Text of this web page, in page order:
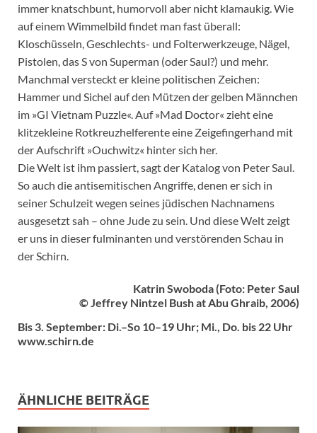
immer knatschbunt, humorvoll aber nicht klamaukig. Wie
auf einem Wimmelbild findet man fast überall:
Kloschüsseln, Geschlechts- und Folterwerkzeuge, Nägel,
Pistolen, das S von Superman (oder Saul?) und mehr.
Manchmal versteckt er kleine politischen Zeichen:
Hammer und Sichel auf den Mützen der gelben Männchen
im »GI Vietnam Puzzle«. Auf »Mad Doctor« zieht eine
klitzekleine Rotkreuzhelferente eine Zeigefingerhand mit
der Aufschrift »Ouchwitz« hinter sich her.
Die Welt ist ihm passiert, sagt der Katalog von Peter Saul.
So auch die antisemitischen Angriffe, denen er sich in
seiner Schulzeit wegen seines jüdischen Nachnamens
ausgesetzt sah – ohne Jude zu sein. Und diese Welt zeigt
er uns in dieser fulminanten und verstörenden Schau in
der Schirn.
Katrin Swoboda (Foto: Peter Saul
© Jeffrey Nintzel Bush at Abu Ghraib, 2006)
Bis 3. September: Di.–So 10–19 Uhr; Mi., Do. bis 22 Uhr
www.schirn.de
ÄHNLICHE BEITRÄGE